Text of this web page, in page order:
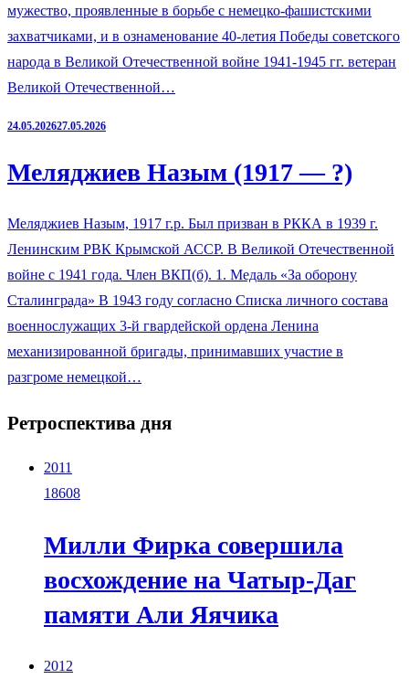
мужество, проявленные в борьбе с немецко-фашистскими
захватчиками, и в ознаменование 40-летия Победы советского
народа в Великой Отечественной войне 1941-1945 гг. ветеран
Великой Отечественной…
24.05.202627.05.2026
Меляджиев Назым (1917 — ?)
Меляджиев Назым, 1917 г.р. Был призван в РККА в 1939 г.
Ленинским РВК Крымской АССР. В Великой Отечественной
войне с 1941 года. Член ВКП(б). 1. Медаль «За оборону
Сталинграда» В 1943 году согласно Списка личного состава
военнослужащих 3-й гвардейской ордена Ленина
механизированной бригады, принимавших участие в
разгроме немецкой…
Ретроспектива дня
2011
18608
Милли Фирка совершила
восхождение на Чатыр-Даг
памяти Али Яячика
2012